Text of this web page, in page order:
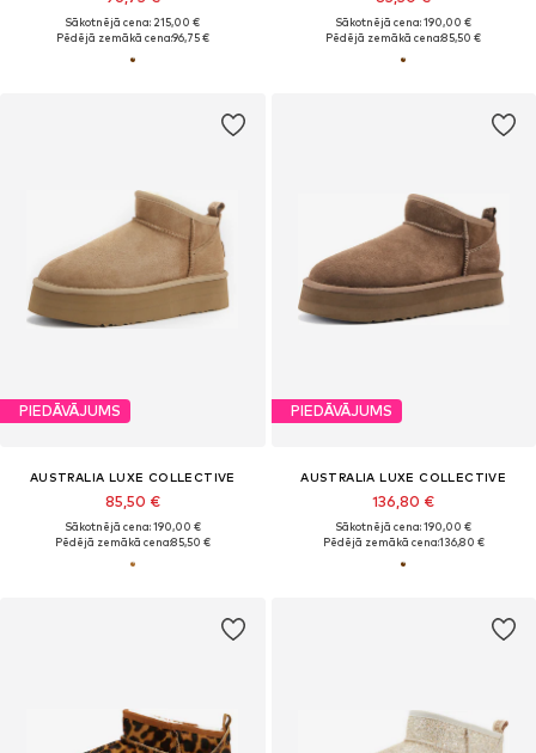
Sākotnējā cena: 215,00 €
Pēdējā zemākā cena:96,75 €
Sākotnējā cena: 190,00 €
Pēdējā zemākā cena:85,50 €
PIEDĀVĀJUMS
AUSTRALIA LUXE COLLECTIVE
85,50 €
Sākotnējā cena: 190,00 €
Pēdējā zemākā cena:85,50 €
PIEDĀVĀJUMS
AUSTRALIA LUXE COLLECTIVE
136,80 €
Sākotnējā cena: 190,00 €
Pēdējā zemākā cena:136,80 €